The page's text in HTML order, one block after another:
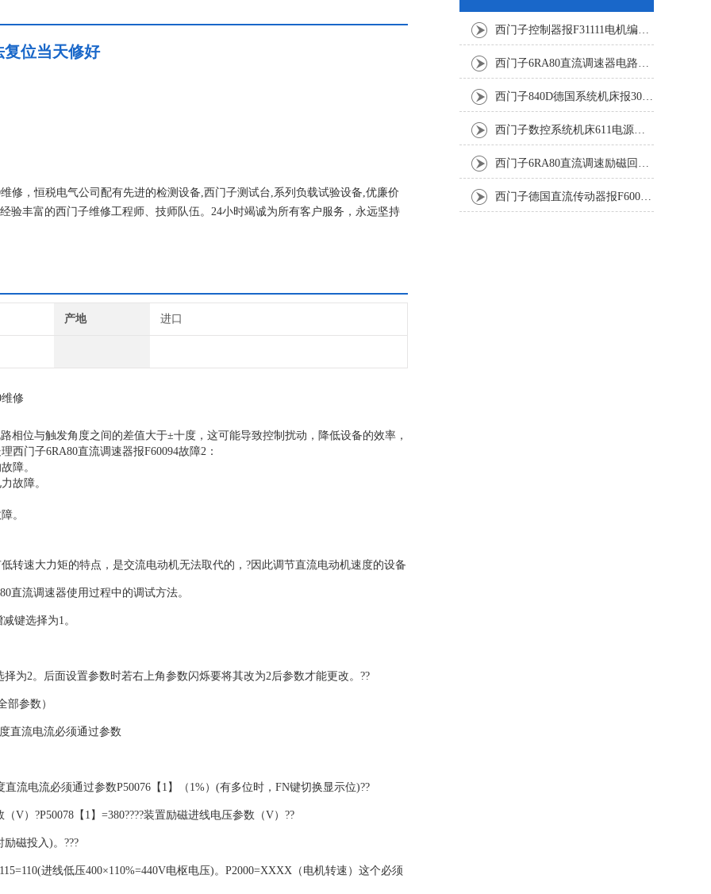
复位当天修好
修，恒税电气公司配有先进的检测设备,西门子测试台,系列负载试验设备,优廉价
验丰富的西门子维修工程师、技师队伍。24小时竭诚为所有客户服务，永远坚持
产地 进口
修
相位与触发角度之间的差值大于±十度，这可能导致控制扰动，降低设备的效率，
门子6RA80直流调速器报F60094故障2：
障。
故障。
。
转速大力矩的特点，是交流电动机无法取代的，?因此调节直流电动机速度的设备
直流调速器使用过程中的调试方法。
键选择为1。
为2。后面设置参数时若右上角参数闪烁要将其改为2后参数才能更改。??
部参数）
直流电流必须通过参数
流电流必须通过参数P50076【1】（1%）(有多位时，FN键切换显示位)??
V）?P50078【1】=380????装置励磁进线电压参数（V）??
磁投入)。???
进线低压400×110%=440V电枢电压)。P2000=XXXX（电机转速）这个必须
西门子控制器报F31111电机编码器坏修复解决
西门子6RA80直流调速器电路板坏销售修理单位
西门子840D德国系统机床报300501修复解决
西门子数控系统机床611电源模块灯不显示修复解决
西门子6RA80直流调速励磁回路坏报F60005修复排除
西门子德国直流传动器报F60067高温报警修复排除方法